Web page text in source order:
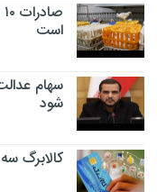
است
سهام
شود
کالابرگ